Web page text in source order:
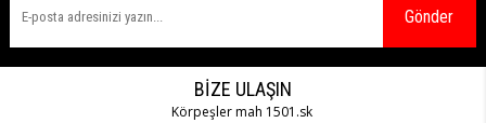
Gönder
BIZE ULAŞIN
Körpeşler mah 1501.sk